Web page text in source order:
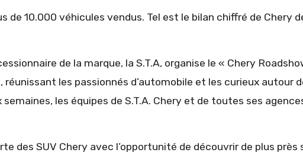
de 10.000 véhicules vendus. Tel est le bilan chiffré de Chery
de la marque, la S.T.A, organise le « Chery
les passionnés d’automobile et les curieux autour
les équipes de S.T.A. Chery et de toutes ses
des SUV Chery avec l’opportunité de découvrir de plus près